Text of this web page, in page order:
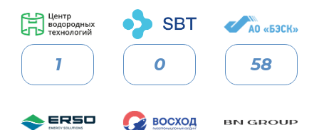
1 0 58